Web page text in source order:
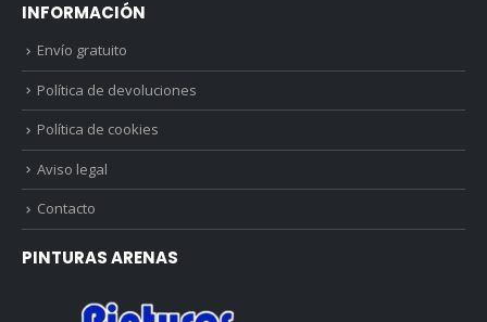
INFORMACIÓN
Envío gratuito
Política de devoluciones
Política de cookies
Aviso legal
Contacto
PINTURAS ARENAS